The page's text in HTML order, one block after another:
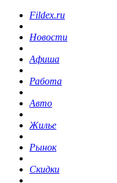
Fildex.ru
Новости
Афиша
Работа
Авто
Жилье
Рынок
Скидки